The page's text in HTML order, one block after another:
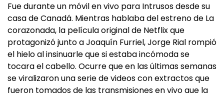
Fue durante un móvil en vivo para Intrusos desde su
casa de Canadá. Mientras hablaba del estreno de La
corazonada, la película original de Netflix que
protagonizó junto a Joaquín Furriel, Jorge Rial rompió
el hielo al insinuarle que si estaba incómoda se
tocara el cabello. Ocurre que en las últimas semanas
se viralizaron una serie de videos con extractos que
fueron tomados de las transmisiones en vivo que la